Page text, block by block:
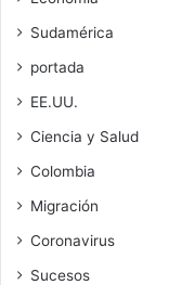
Sudamérica
portada
EE.UU.
Ciencia y Salud
Colombia
Migración
Coronavirus
Sucesos